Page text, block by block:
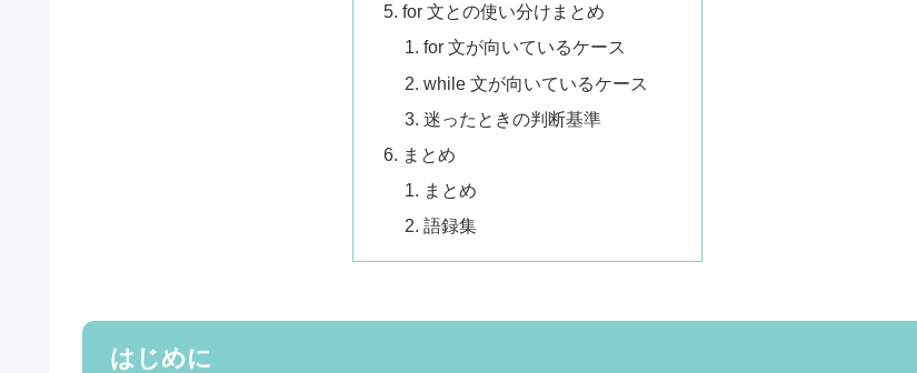
for 文との使い分けまとめ
for 文が向いているケース
while 文が向いているケース
迷ったときの判断基準
まとめ
まとめ
語録集
はじめに